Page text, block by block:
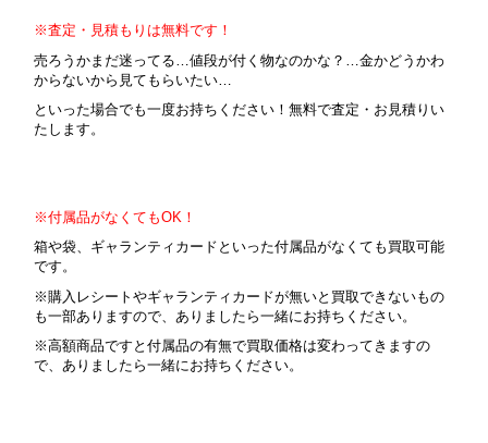
※査定・見積もりは無料です！
売ろうかまだ迷ってる…値段が付く物なのかな？…金かどうかわ
からないから見てもらいたい…
といった場合でも一度お持ちください！無料で査定・お見積りい
たします。
※付属品がなくてもOK！
箱や袋、ギャランティカードといった付属品がなくても買取可能
です。
※購入レシートやギャランティカードが無いと買取できないもの
も一部ありますので、ありましたら一緒にお持ちください。
※高額商品ですと付属品の有無で買取価格は変わってきますの
で、ありましたら一緒にお持ちください。